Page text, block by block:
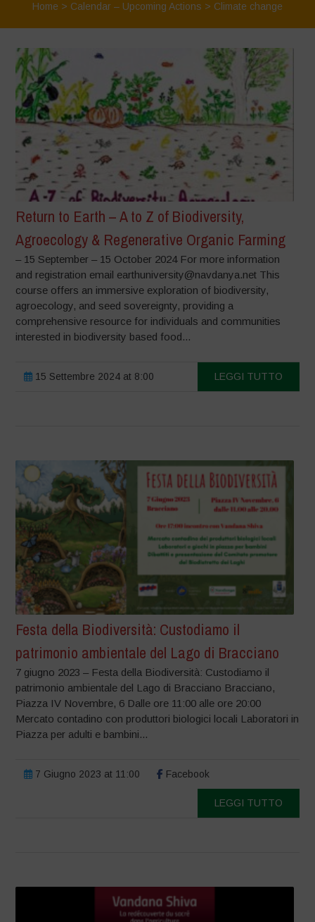
Home > Calendar – Upcoming Actions > Climate change
Return to Earth – A to Z of Biodiversity,
Agroecology & Regenerative Organic Farming
– 15 September – 15 October 2024 For more information
and registration email earthuniversity@navdanya.net This
course offers an immersive exploration of biodiversity,
agroecology, and seed sovereignty, providing a
comprehensive resource for individuals and communities
interested in biodiversity based food...
15 Settembre 2024 at 8:00 LEGGI TUTTO
Festa della Biodiversità: Custodiamo il
patrimonio ambientale del Lago di Bracciano
7 giugno 2023 – Festa della Biodiversità: Custodiamo il
patrimonio ambientale del Lago di Bracciano Bracciano,
Piazza IV Novembre, 6 Dalle ore 11:00 alle ore 20:00
Mercato contadino con produttori biologici locali Laboratori in
Piazza per adulti e bambini...
7 Giugno 2023 at 11:00 Facebook
LEGGI TUTTO